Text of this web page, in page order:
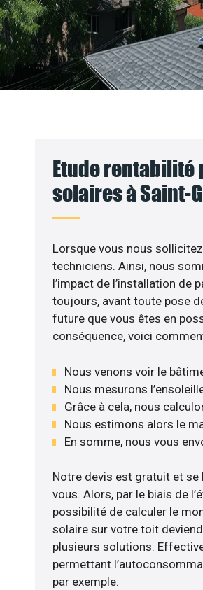
Etude rentabilité
solaires à Saint-
Lorsque vous nous
techniciens. Ainsi, nous
l’impact de l’installation de
toujours, avant toute pose
future que vous êtes en
conséquence, voici
Nous venons voir le
Nous mesurons
Grâce à cela, nous
Nous estimons alors le
En somme, nous vous
Notre devis est gratuit et
vous. Alors, par le biais de
possibilité de calculer le
solaire sur votre toit
plusieurs solutions.
permettant
par exemple.